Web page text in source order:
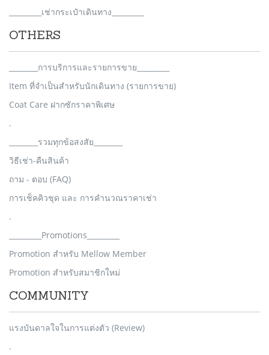
_________เช่ากระเป๋าเดินทาง_________
OTHERS
________การบริการและรายการขาย_________
Item ที่จำเป็นสำหรับนักเดินทาง (รายการขาย)
Coat Care ฝากซักราคาพิเศษ
.
________รวมทุกข้อสงสัย________
วิธีเช่า-คืนสินค้า
ถาม - ตอบ (FAQ)
การเช็คคิวชุด และ การคำนวณราคาเช่า
.
_________Promotions_________
Promotion สำหรับ Mellow Member
Promotion สำหรับสมาชิกใหม่
COMMUNITY
แรงบันดาลใจในการแต่งตัว (Review)
.